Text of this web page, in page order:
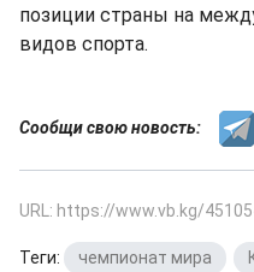
позиции страны на
видов спорта.
Сообщи свою новость:
URL: https://www.vb.kg/
Теги: чемпионат мира